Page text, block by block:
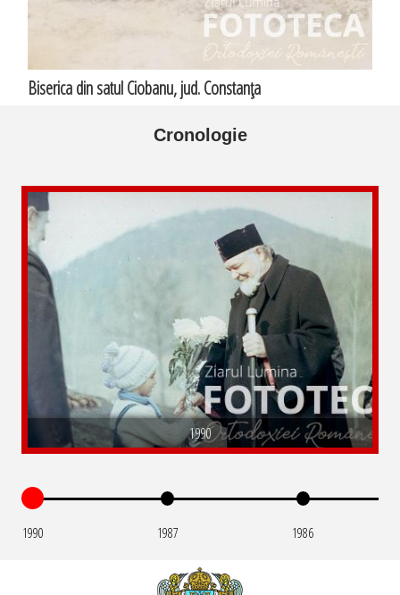
Biserica din satul Ciobanu, jud. Constanţa
Cronologie
1990
1990 1987 1986